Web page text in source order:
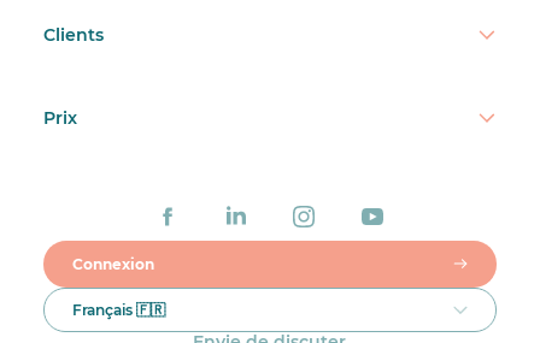
Clients
Prix
Connexion
Français 🇫🇷